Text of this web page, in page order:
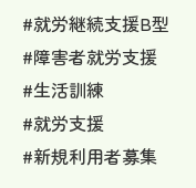
#就労継続支援B型
#障害者就労支援
#生活訓練
#就労支援
#新規利用者募集